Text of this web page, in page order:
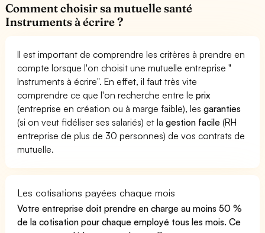
Comment choisir sa mutuelle santé
Instruments à écrire ?
Il est important de comprendre les critères à prendre en
compte lorsque l'on choisit une mutuelle entreprise "
Instruments à écrire". En effet, il faut très vite
comprendre ce que l'on recherche entre leprix
(entreprise en création ou à marge faible), lesgaranties
(si on veut fidéliser ses salariés) et lagestion facile (RH
entreprise de plus de 30 personnes) de vos contrats de
mutuelle.
Les cotisations payées chaque mois
Votre entreprise doit prendre en charge au moins 50 %
de la cotisation pour chaque employé tous les mois. Ce